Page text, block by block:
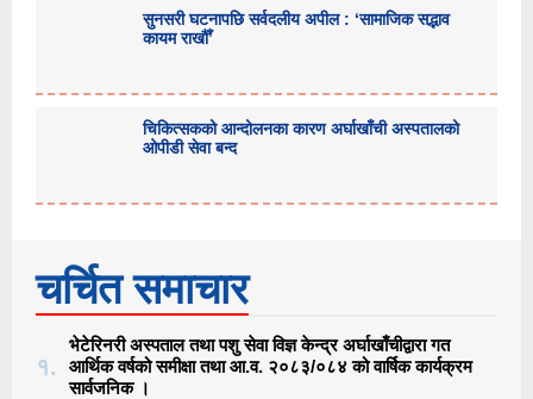
सुनसरी घटनापछि सर्वदलीय अपील : ‘सामाजिक सद्भाव
कायम राखौँ’
चिकित्सकको आन्दोलनका कारण अर्घाखाँची अस्पतालको
ओपीडी सेवा बन्द
चर्चित समाचार
१.
भेटेरिनरी अस्पताल तथा पशु सेवा विज्ञ केन्द्र अर्घाखाँचीद्वारा गत
आर्थिक वर्षको समीक्षा तथा आ.व. २०८३/०८४ को वार्षिक कार्यक्रम
सार्वजनिक ।